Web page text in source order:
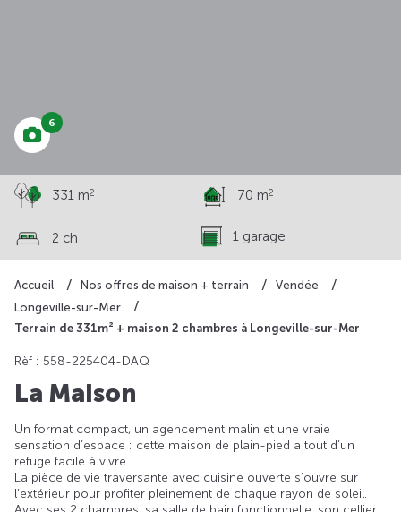
Accueil Nos offres de maison + terrain
Vendée
Longeville-sur-Mer
Terrain de 331m² + maison 2 chambres à Longeville-sur-Mer
6
331 m2 70 m2
2 ch 1 garage
Rèf : 558-225404-DAQ
La Maison
Un format compact, un agencement malin et une vraie
sensation d’espace : cette maison de plain-pied a tout d’un
refuge facile à vivre.
La pièce de vie traversante avec cuisine ouverte s’ouvre sur
l’extérieur pour profiter pleinement de chaque rayon de soleil.